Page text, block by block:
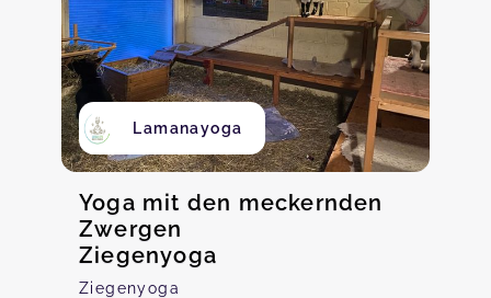
Lamanayoga
Yoga mit den meckernden
Zwergen
Ziegenyoga
Ziegenyoga